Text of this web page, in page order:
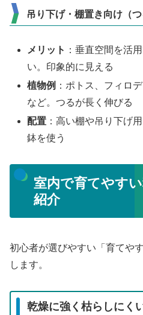
吊り下げ・棚置き向け（つ
メリット ：垂直空間を活
い。印象的に見える
植物例 ：ポトス、フィロ
など。つるが長く伸びる
配置 ：高い棚や吊り下げ
鉢を使う
室内で育てやす
紹介
初心者が選びやすい「育てや
します。
乾燥に強く枯らしにく